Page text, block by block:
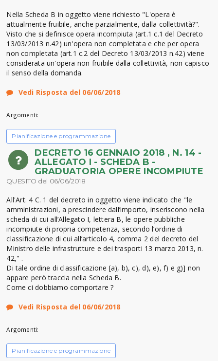
Nella Scheda B in oggetto viene richiesto "L'opera è
attualmente fruibile, anche parzialmente, dalla collettività?".
Visto che si definisce opera incompiuta (art.1 c.1 del Decreto
13/03/2013 n.42) un'opera non completata e che per opera
non completata (art.1 c.2 del Decreto 13/03/2013 n.42) viene
considerata un'opera non fruibile dalla collettività, non capisco
il senso della domanda.
Vedi Risposta del 06/06/2018
Argomenti:
Pianificazione e programmazione
DECRETO 16 GENNAIO 2018 , N. 14 -
ALLEGATO I - SCHEDA B -
GRADUATORIA OPERE INCOMPIUTE
QUESITO del 06/06/2018
All'Art. 4 C. 1 del decreto in oggetto viene indicato che "le
amministrazioni, a prescindere dall’importo, inseriscono nella
scheda di cui all’Allegato I, lettera B, le opere pubbliche
incompiute di propria competenza, secondo l’ordine di
classificazione di cui all’articolo 4, comma 2 del decreto del
Ministro delle infrastrutture e dei trasporti 13 marzo 2013, n.
42," .
Di tale ordine di classificazione [a), b), c), d), e), f) e g)] non
appare però traccia nella Scheda B.
Come ci dobbiamo comportare ?
Vedi Risposta del 06/06/2018
Argomenti:
Pianificazione e programmazione